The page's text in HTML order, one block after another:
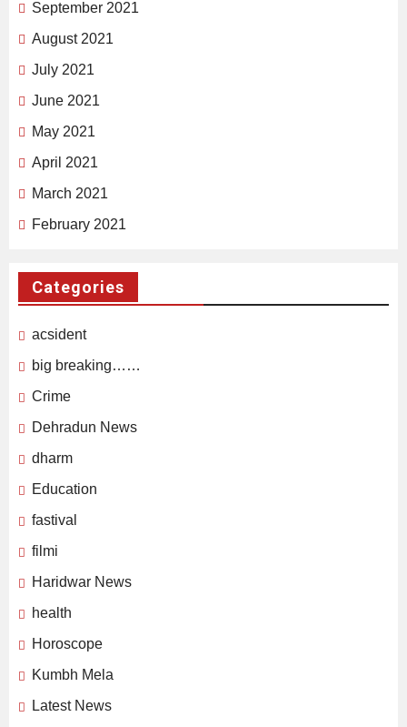
September 2021
August 2021
July 2021
June 2021
May 2021
April 2021
March 2021
February 2021
Categories
acsident
big breaking……
Crime
Dehradun News
dharm
Education
fastival
filmi
Haridwar News
health
Horoscope
Kumbh Mela
Latest News